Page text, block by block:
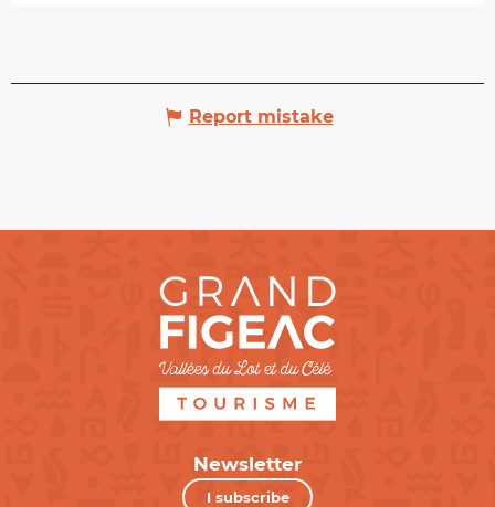
Report mistake
Newsletter
I subscribe